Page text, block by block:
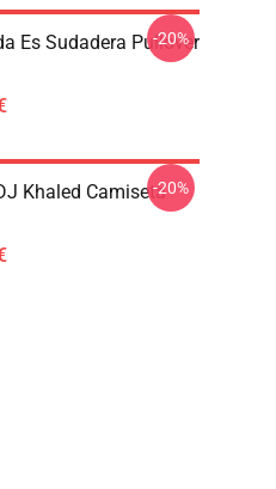
Es Sudadera Pullover
-20%
Khaled Camiseta-20%